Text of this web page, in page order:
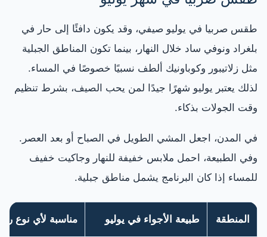
طقس صربيا في يوليو صيفي، وقد يكون دافئًا إلى حار في
بلغراد ونوفي ساد خلال النهار، بينما تكون المناطق الجبلية
مثل زلاتيبور وكوباونيك ألطف نسبيًا خصوصًا في المساء.
لذلك يعتبر يوليو شهرًا جيدًا لمن يحب الصيف، بشرط تنظيم
وقت الجولات بذكاء.
في المدن، اجعل المشي الطويل في الصباح أو بعد العصر.
وفي الطبيعة، احمل ملابس خفيفة للنهار وجاكيت خفيف
للمساء إذا كان البرنامج يشمل مناطق جبلية.
المنطقة طبيعة الأجواء في يوليو مناسبة لأي نوع